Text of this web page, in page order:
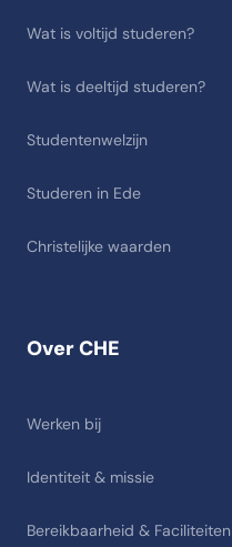
Over CHE
Werken bij
Identiteit & missie
Bereikbaarheid & Faciliteiten
Wat is voltijd studeren?
Wat is deeltijd studeren?
Studentenwelzijn
Studeren in Ede
Christelijke waarden